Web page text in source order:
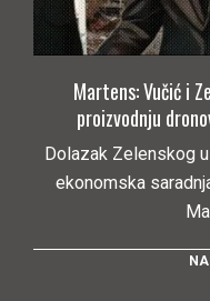
Martens: Vučić i
proizvodnju
Dolazak Zelenskog
ekonomska